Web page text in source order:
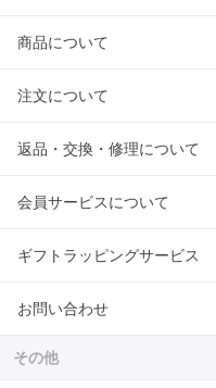
商品について
注文について
返品・交換・修理について
会員サービスについて
ギフトラッピングサービス
お問い合わせ
その他